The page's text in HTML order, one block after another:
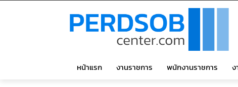
หน้าแรก งานราชการ พนักงานราชการ ง